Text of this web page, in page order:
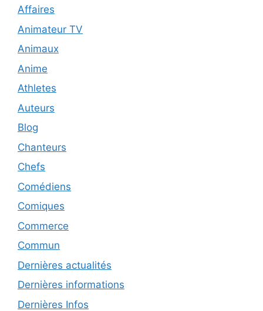
Affaires
Animateur TV
Animaux
Anime
Athletes
Auteurs
Blog
Chanteurs
Chefs
Comédiens
Comiques
Commerce
Commun
Dernières actualités
Dernières informations
Dernières Infos